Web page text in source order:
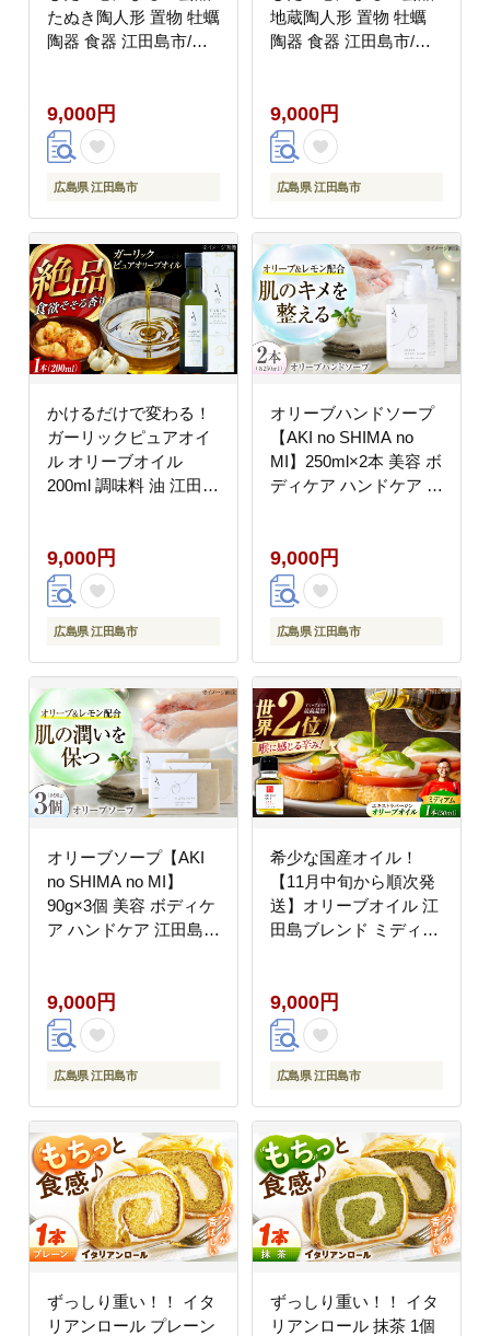
たぬき陶人形 置物 牡蠣
陶器 食器 江田島市/沖
9,000円
広島県 江田島市
地蔵陶人形 置物 牡蠣
陶器 食器 江田島市/沖
9,000円
広島県 江田島市
かけるだけで変わる！
ガーリックピュアオイ
ル オリーブオイル
200ml 調味料 油 江田島
オイル
9,000円
広島県 江田島市
オリーブハンドソープ
【AKI no SHIMA no
MI】250ml×2本 美容 ボ
ディケア ハンドケア 江
9,000円
広島県 江田島市
オリーブソープ【AKI
no SHIMA no MI】
90g×3個 美容 ボディケ
ア ハンドケア 江田島
9,000円
広島県 江田島市
希少な国産オイル！
【11月中旬から順次発
送】オリーブオイル 江
田島ブレンド ミディア
[XBB003] オリーブオイ
ル
9,000円
広島県 江田島市
ずっしり重い！！ イタ
リアンロール プレーン
ずっしり重い！！ イタ
リアンロール 抹茶 1個